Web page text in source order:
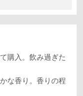
購入。飲み過ぎた
な香り。香りの程